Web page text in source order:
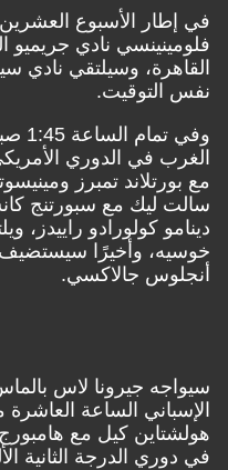
في إطار الأسبوع
القاهرة، وسيلتقي نادي
نفس التوقيت.
الغرب في الدوري
مع بورتلاند تمبرز
سالت ليك مع سبورتنج
دينامو كولورادو
خوسيه، وأخيرًا
أنجلوس جالاكسي.
سيواجه جيرونا لاس
الإسباني الساعة
هولشتاين كيل مع
في دوري الدرجة الثانية